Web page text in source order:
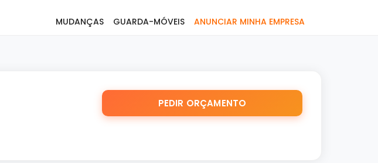
MUDANÇAS GUARDA-MÓVEIS ANUNCIAR MINHA EMPRESA
PEDIR ORÇAMENTO